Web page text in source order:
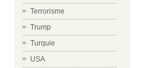
Terrorisme
Trump
Turquie
USA